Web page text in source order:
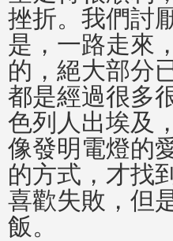
挫折。我們討
是，一路走來
的，絕大部分
都是經過很多
色列人出埃及
像發明電燈的
的方式，才找
喜歡失敗，但
飯。